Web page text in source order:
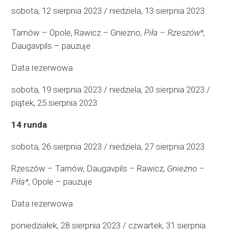
sobota, 12 sierpnia 2023 / niedziela, 13 sierpnia 2023
Tarnów – Opole, Rawicz – Gniezno,Piła – Rzeszów*,
Daugavpils – pauzuje
Data rezerwowa
sobota, 19 sierpnia 2023 / niedziela, 20 sierpnia 2023 /
piątek, 25 sierpnia 2023
14 runda
sobota, 26 sierpnia 2023 / niedziela, 27 sierpnia 2023
Rzeszów – Tarnów, Daugavpils – Rawicz, Gniezno –
Piła*, Opole – pauzuje
Data rezerwowa
poniedziałek, 28 sierpnia 2023 / czwartek, 31 sierpnia